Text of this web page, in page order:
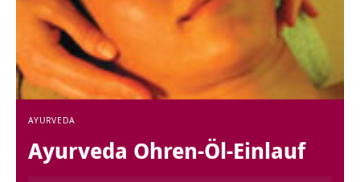
AYURVEDA
Ayurveda Ohren-Öl-Einlauf